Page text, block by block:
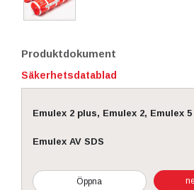
Produktdokument
Säkerhetsdatablad
Emulex 2 plus, Emulex 2, Emulex
Emulex AV SDS
Öppna